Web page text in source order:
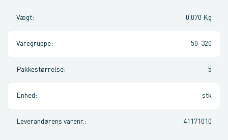
Vægt: 0,070 Kg
Varegruppe: 50-320
Pakkestørrelse: 5
Enhed : stk
Leverandørens varenr. : 41171010